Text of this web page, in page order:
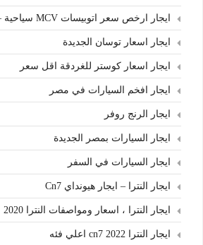
ايجار ارخص سعر اتوبيسات MCV سياحية – تورست باص
ايجار اسعار توسان الجديدة
ايجار اسعار كوستر للغردقة اقل سعر
ايجار افخم السيارات في مصر
ايجار الرنج روفر
ايجار السيارات بمصر الجديدة
ايجار السيارات في السفر
ايجار النترا – ايجار هيونداي Cn7
ايجار النترا ، اسعار ومواصفات النترا 2020
ايجار النترا cn7 2022 اعلي فئه